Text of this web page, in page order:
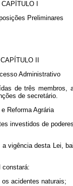
CAPÍTULO I
Preliminares
CAPÍTULO II
Administrativo
de três
de secretário.
Reforma Agrária
de
vigência desta Lei,
constará:
acidentes naturais;